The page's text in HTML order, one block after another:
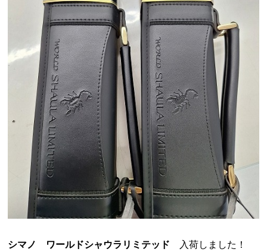
シマノ ワールドシャウラリミテッド 入荷しました！